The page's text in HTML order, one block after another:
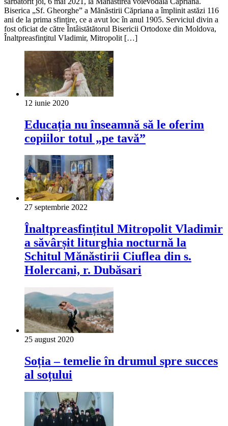
Biserica „Sf. Gheorghe” a Mănăstirii Căpriana a împlinit astăzi 116
ani de la prima sfințire, ce a avut loc în anul 1905. Serviciul divin a
fost oficiat de către Întâistătătorul Bisericii Ortodoxe din Moldova,
Înaltpreasfinţitul Vladimir, Mitropolit […]
12 iunie 2020
Educația nu înseamnă să le oferim
copiilor totul „pe tavă”
27 septembrie 2022
Înaltpreasfințitul Mitropolit Vladimir
a săvârșit liturghia nocturnă la
Schitul Mănăstirii Ciuflea din s.
Holercani, r. Dubăsari
25 august 2020
Soția – temelie în drumul spre succes
al soțului